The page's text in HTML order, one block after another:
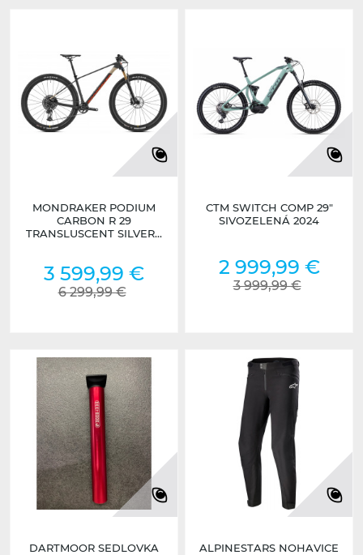
MONDRAKER PODIUM
CARBON R 29
TRANSLUSCENT SILVER...
3 599,99 €
6 299,99 €
CTM SWITCH COMP 29"
SIVOZELENÁ 2024
2 999,99 €
3 999,99 €
DARTMOOR SEDLOVKA
ALPINESTARS NOHAVICE